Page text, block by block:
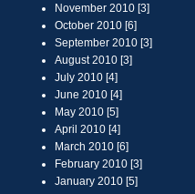
November 2010 [3]
October 2010 [6]
September 2010 [3]
August 2010 [3]
July 2010 [4]
June 2010 [4]
May 2010 [5]
April 2010 [4]
March 2010 [6]
February 2010 [3]
January 2010 [5]